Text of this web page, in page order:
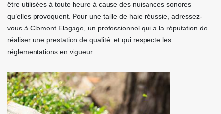
être utilisées à toute heure à cause des nuisances sonores
qu’elles provoquent. Pour une taille de haie réussie, adressez-
vous à Clement Elagage, un professionnel qui a la réputation de
réaliser une prestation de qualité. et qui respecte les
réglementations en vigueur.